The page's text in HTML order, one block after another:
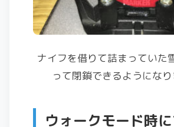
ナイフを借りて詰まっていた
って閉鎖できるようになり
ウォークモード時